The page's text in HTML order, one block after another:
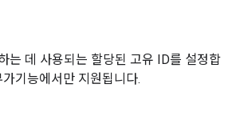
는 데 사용되는 할당된 고유 ID를 설정합
기능에서만 지원됩니다.